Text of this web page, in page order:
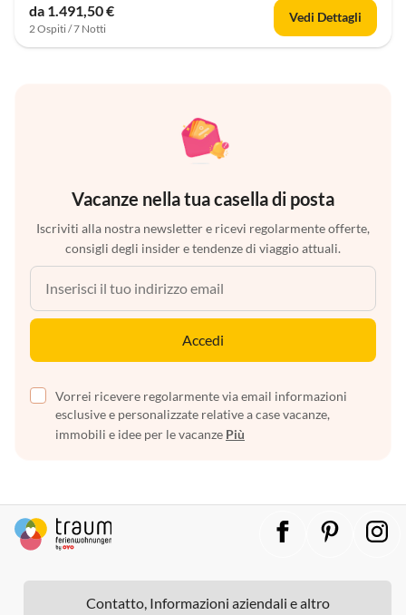
da 1.491,50 €
2 Ospiti / 7 Notti
Vedi Dettagli
Vacanze nella tua casella di posta
Iscriviti alla nostra newsletter e ricevi regolarmente offerte,
consigli degli insider e tendenze di viaggio attuali.
Accedi
Vorrei ricevere regolarmente via email informazioni
esclusive e personalizzate relative a case vacanze,
immobili e idee per le vacanze Più
Contatto, Informazioni aziendali e altro